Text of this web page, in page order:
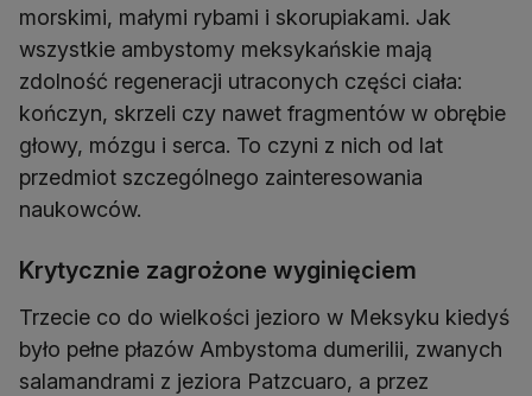
morskimi, małymi rybami i skorupiakami. Jak
wszystkie ambystomy meksykańskie mają
zdolność regeneracji utraconych części ciała:
kończyn, skrzeli czy nawet fragmentów w obrębie
głowy, mózgu i serca. To czyni z nich od lat
przedmiot szczególnego zainteresowania
naukowców.
Krytycznie zagrożone wyginięciem
Trzecie co do wielkości jezioro w Meksyku kiedyś
było pełne płazów Ambystoma dumerilii, zwanych
salamandrami z jeziora Patzcuaro, a przez